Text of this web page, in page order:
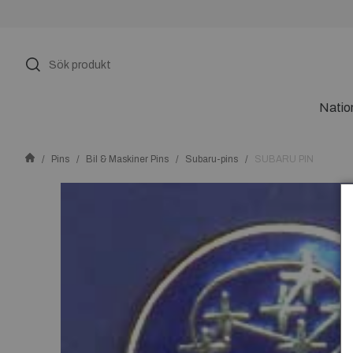
Pins Bil & Maskiner Pins Subaru-pins SUBARU PIN